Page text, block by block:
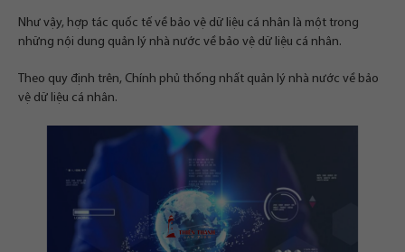
Như vậy, hợp tác quốc tế về bảo vệ dữ liệu cá nhân là một trong
những nội dung quản lý nhà nước về bảo vệ dữ liệu cá nhân.
Theo quy định trên, Chính phủ thống nhất quản lý nhà nước về bảo
vệ dữ liệu cá nhân.